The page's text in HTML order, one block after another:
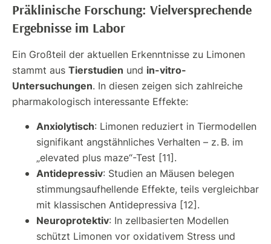
Präklinische Forschung: Vielversprechende
Ergebnisse im Labor
Ein Großteil der aktuellen Erkenntnisse zu Limonen
stammt aus Tierstudien und in-vitro-
Untersuchungen. In diesen zeigen sich zahlreiche
pharmakologisch interessante Effekte:
Anxiolytisch: Limonen reduziert in Tiermodellen
signifikant angstähnliches Verhalten – z. B. im
„elevated plus maze“-Test [11].
Antidepressiv: Studien an Mäusen belegen
stimmungsaufhellende Effekte, teils vergleichbar
mit klassischen Antidepressiva [12].
Neuroprotektiv: In zellbasierten Modellen
schützt Limonen vor oxidativem Stress und